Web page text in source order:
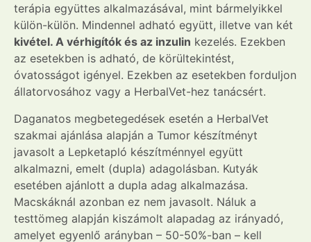
terápia együttes alkalmazásával, mint bármelyikkel
külön-külön. Mindennel adható együtt, illetve van két
kivétel. A vérhigítók és az inzulin kezelés. Ezekben
az esetekben is adható, de körültekintést,
óvatosságot igényel. Ezekben az esetekben forduljon
állatorvosához vagy a HerbalVet-hez tanácsért.
Daganatos megbetegedések esetén a HerbalVet
szakmai ajánlása alapján a Tumor készítményt
javasolt a Lepketapló készítménnyel együtt
alkalmazni, emelt (dupla) adagolásban. Kutyák
esetében ajánlott a dupla adag alkalmazása.
Macskáknál azonban ez nem javasolt. Náluk a
testtömeg alapján kiszámolt alapadag az irányadó,
amelyet egyenlő arányban – 50-50%-ban – kell